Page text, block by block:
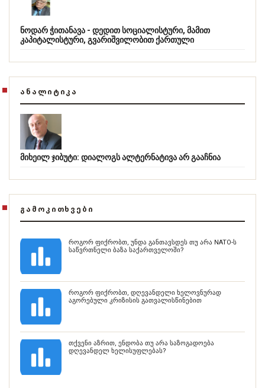
ნოდარ ჭითანავა - დედით სოციალისტური, მამით
კაპიტალისტური, გვარიშვილობით ქართული
ᲐᲜᲐᲚᲘᲢᲘᲙᲐ
მიხეილ ჯიბუტი: დიალოგს ალტერნატივა არ გააჩნია
ᲒᲐᲛᲝᲙᲘᲗᲮᲕᲔᲑᲘ
როგორ ფიქრობთ, უნდა განთავსდეს თუ არა NATO-ს
საწვრთნელი ბაზა საქართველოში?
როგორ ფიქრობთ, დღევანდელი ხელოვნურად
აგორებული კრიზისის გათვალისწინებით
თქვენი აზრით, ენდობა თუ არა საზოგადოება
დღევანდელ ხელისუფლებას?